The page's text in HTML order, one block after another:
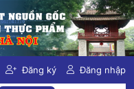
Đăng ký Đăng nhập